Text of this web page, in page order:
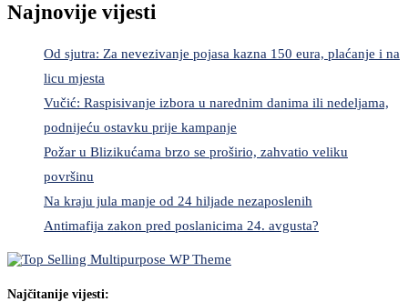
Najnovije vijesti
Od sjutra: Za nevezivanje pojasa kazna 150 eura, plaćanje i na
licu mjesta
Vučić: Raspisivanje izbora u narednim danima ili nedeljama,
podnijeću ostavku prije kampanje
Požar u Blizikućama brzo se proširio, zahvatio veliku
površinu
Na kraju jula manje od 24 hiljade nezaposlenih
Antimafija zakon pred poslanicima 24. avgusta?
Najčitanije vijesti: